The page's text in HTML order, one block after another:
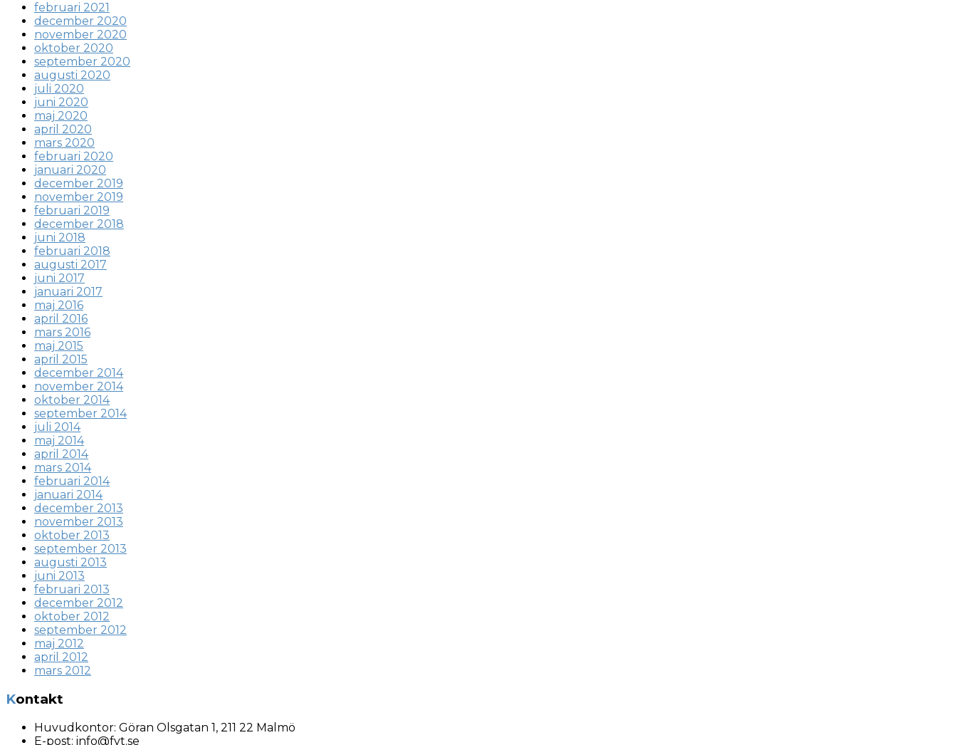
februari 2021
december 2020
november 2020
oktober 2020
september 2020
augusti 2020
juli 2020
juni 2020
maj 2020
april 2020
mars 2020
februari 2020
januari 2020
december 2019
november 2019
februari 2019
december 2018
juni 2018
februari 2018
augusti 2017
juni 2017
januari 2017
maj 2016
april 2016
mars 2016
maj 2015
april 2015
december 2014
november 2014
oktober 2014
september 2014
juli 2014
maj 2014
april 2014
mars 2014
februari 2014
januari 2014
december 2013
november 2013
oktober 2013
september 2013
augusti 2013
juni 2013
februari 2013
december 2012
oktober 2012
september 2012
maj 2012
april 2012
mars 2012
Kontakt
Huvudkontor: Göran Olsgatan 1, 211 22 Malmö
E-post: info@fvt.se